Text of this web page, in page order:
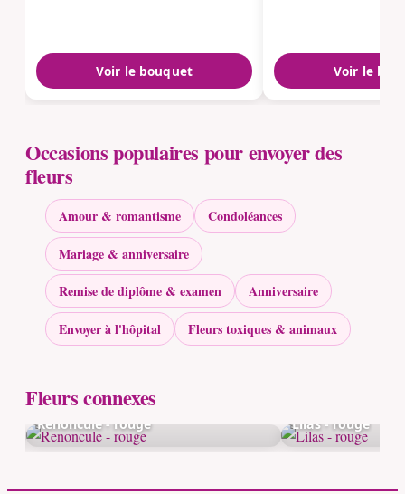
Voir le bouquet Voir le
Occasions populaires pour envoyer des
fleurs
Amour & romantisme
Condoléances
Mariage & anniversaire
Remise de diplôme & examen
Anniversaire
Envoyer à l'hôpital
Fleurs toxiques & animaux
Fleurs connexes
Renoncule - rouge Lilas - rouge